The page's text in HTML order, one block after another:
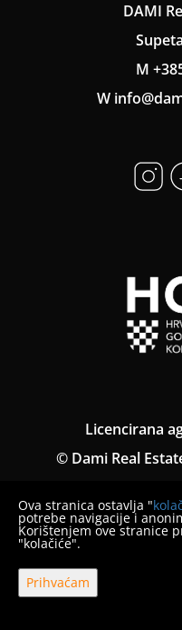
DAMI
M
W
Licencirana
© Dami Real
Obavijest
Ova stranica ostavlja "
potrebe navigacije i
Korištenjem ove stranice
"kolačiće".
Prihvaćam